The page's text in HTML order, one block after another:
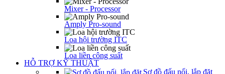
Mixer - Processor
Amply Pro-sound
Loa hội trường ITC
Loa liền công suất
HỖ TRỢ KỸ THUẬT
Sơ đồ đấu nối, lắp đặt